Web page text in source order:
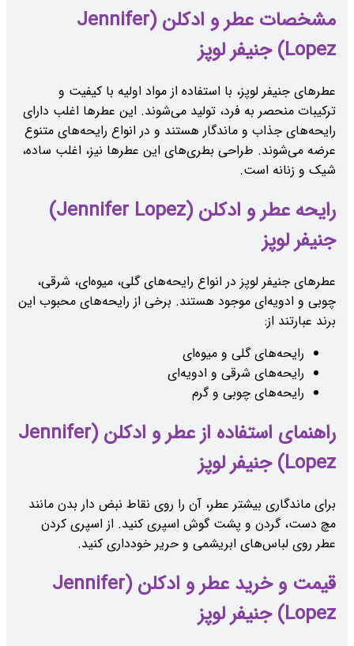
مشخصات عطر و ادکلن (Jennifer
Lopez) جنیفر لوپز
عطرهای جنیفر لوپز، با استفاده از مواد اولیه با کیفیت و
ترکیبات منحصر به فرد، تولید می‌شوند. این عطرها اغلب دارای
رایحه‌های جذاب و ماندگار هستند و در انواع رایحه‌های متنوع
عرضه می‌شوند. طراحی بطری‌های این عطرها نیز، اغلب ساده،
شیک و زنانه است.
رایحه عطر و ادکلن (Jennifer Lopez)
جنیفر لوپز
عطرهای جنیفر لوپز در انواع رایحه‌های گلی، میوه‌ای، شرقی،
چوبی و ادویه‌ای موجود هستند. برخی از رایحه‌های محبوب این
برند عبارتند از:
رایحه‌های گلی و میوه‌ای
رایحه‌های شرقی و ادویه‌ای
رایحه‌های چوبی و گرم
راهنمای استفاده از عطر و ادکلن (Jennifer
Lopez) جنیفر لوپز
برای ماندگاری بیشتر عطر، آن را روی نقاط نبض دار بدن مانند
مچ دست، گردن و پشت گوش اسپری کنید. از اسپری کردن
عطر روی لباس‌های ابریشمی و حریر خودداری کنید.
قیمت و خرید عطر و ادکلن (Jennifer
Lopez) جنیفر لوپز